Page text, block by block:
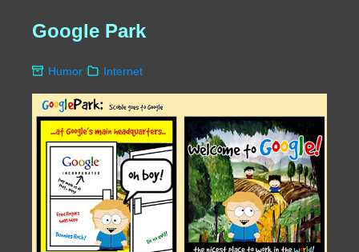
Google Park
Humor Internet